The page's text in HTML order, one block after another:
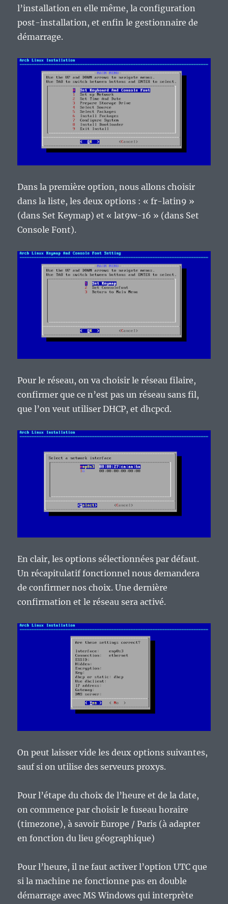
l’installation en elle même, la configuration
post-installation, et enfin le gestionnaire de
démarrage.
Dans la première option, nous allons choisir
dans la liste, les deux options : « fr-latin9 »
(dans Set Keymap) et « lat9w-16 » (dans Set
Console Font).
Pour le réseau, on va choisir le réseau filaire,
confirmer que ce n’est pas un réseau sans fil,
que l’on veut utiliser DHCP, et dhcpcd.
En clair, les options sélectionnées par défaut.
Un récapitulatif fonctionnel nous demandera
de confirmer nos choix. Une dernière
confirmation et le réseau sera activé.
On peut laisser vide les deux options suivantes,
sauf si on utilise des serveurs proxys.
Pour l’étape du choix de l’heure et de la date,
on commence par choisir le fuseau horaire
(timezone), à savoir Europe / Paris (à adapter
en fonction du lieu géographique)
Pour l’heure, il ne faut activer l’option UTC que
si la machine ne fonctionne pas en double
démarrage avec MS Windows qui interprète